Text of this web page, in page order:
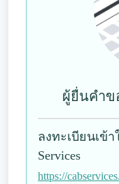
ผู้ยื่นคำข
ลงทะเบียนเข้
Services
https://